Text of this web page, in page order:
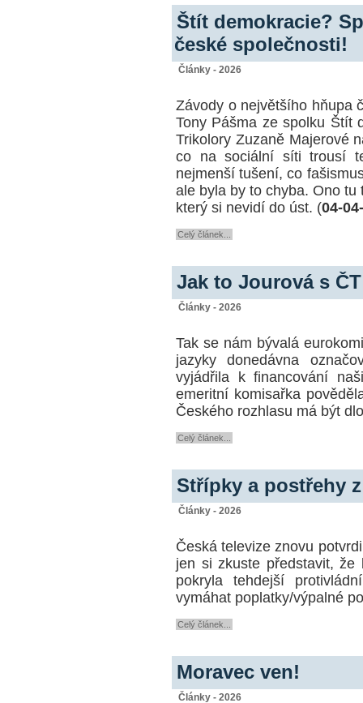
Štít demokracie?
české společnosti!
Články - 2026
Závody o největšího hňupa
Tony Pášma ze spolku Štít
Trikolory Zuzaně Majerové
co na sociální síti trousí
nejmenší tušení, co
ale byla by to chyba. Ono
který si nevidí do úst. (04-
Celý článek...
Jak to Jourová s
Články - 2026
Tak se nám bývalá
jazyky donedávna
vyjádřila k financování
emeritní komisařka
Českého rozhlasu má být
Celý článek...
Střípky a postřehy
Články - 2026
Česká televize znovu
jen si zkuste představit, že
pokryla tehdejší
vymáhat poplatky/výpalné
Celý článek...
Moravec ven!
Články - 2026